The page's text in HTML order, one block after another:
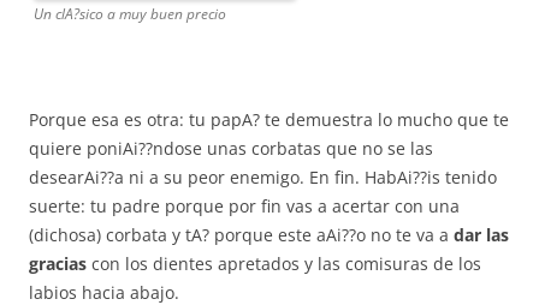
Un clA?sico a muy buen precio
Porque esa es otra: tu papA? te demuestra lo mucho que te
quiere poniAi??ndose unas corbatas que no se las
desearAi??a ni a su peor enemigo. En fin. HabAi??is tenido
suerte: tu padre porque por fin vas a acertar con una
(dichosa) corbata y tA? porque este aAi??o no te va a dar las
gracias con los dientes apretados y las comisuras de los
labios hacia abajo.